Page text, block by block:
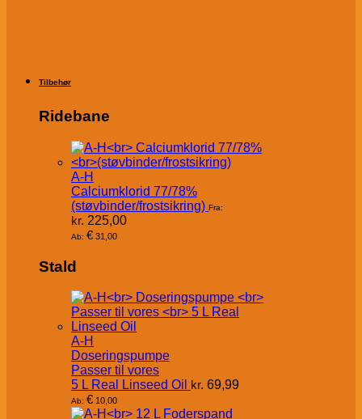
Tilbehør
Ridebane
A-H
Calciumklorid 77/78%
(støvbinder/frostsikring) Fra:
kr. 225,00
Ab: € 31,00
Stald
A-H
Doseringspumpe
Passer til vores
5 L Real Linseed Oil kr. 69,99
Ab: € 10,00